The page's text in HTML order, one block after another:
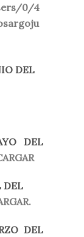
DEL
DEL
DEL
DEL